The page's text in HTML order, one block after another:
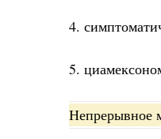
4.
5.
Непрерывное